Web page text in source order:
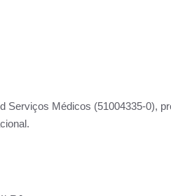
Serviços Médicos (51004335-0),